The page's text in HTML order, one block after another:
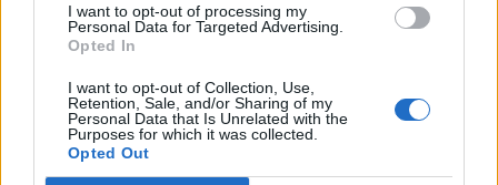
I want to opt-out of processing my
Personal Data for Targeted Advertising.
Opted In
I want to opt-out of Collection, Use,
Retention, Sale, and/or Sharing of my
Personal Data that Is Unrelated with the
Purposes for which it was collected.
Opted Out